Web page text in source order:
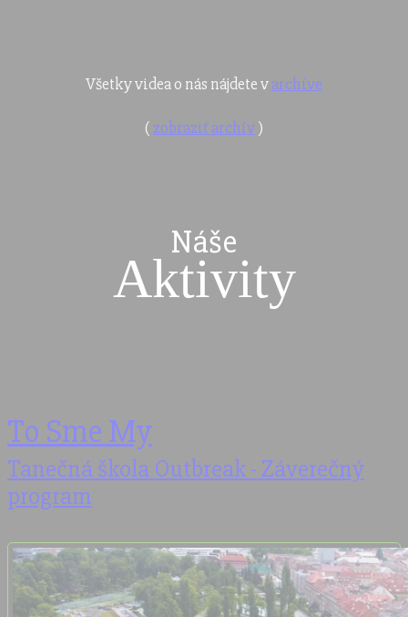
Všetky videa o nás nájdete varchíve
(zobraziť archív)
Náše
Aktivity
To Sme My
Tanečná škola Outbreak - Záverečný
program